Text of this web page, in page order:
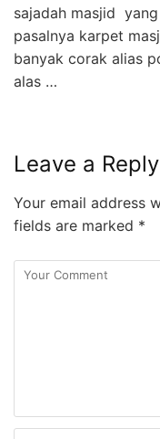
sajadah masjid
pasalnya karpet
banyak corak alias
alas …
Leave a Reply
Your email address
fields are marked *